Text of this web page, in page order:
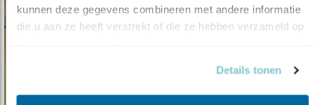
kunnen deze gegevens combineren met andere informatie
die u aan ze heeft verstrekt of die ze hebben verzameld op
Details tonen